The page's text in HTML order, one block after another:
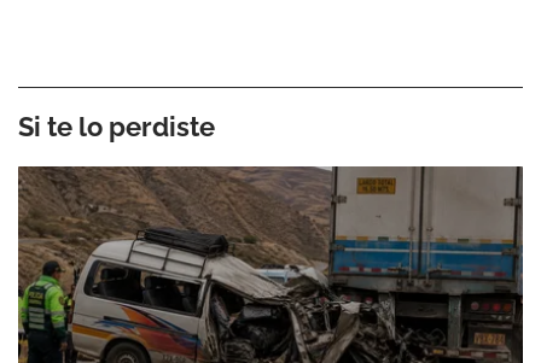
Si te lo perdiste